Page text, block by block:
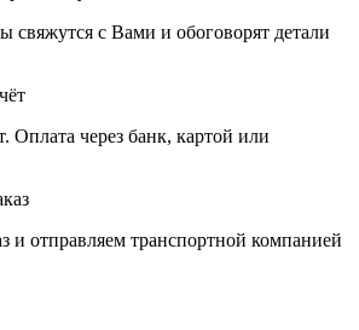
с Вами и обоговорят детали
Оплата через банк, картой или
и отправляем транспортной компанией